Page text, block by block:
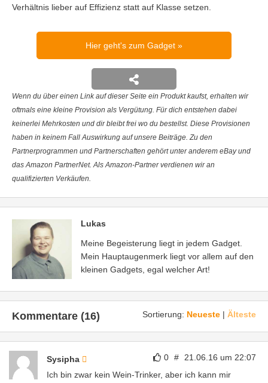
Verhältnis lieber auf Effizienz statt auf Klasse setzen.
Hier geht's zum Gadget
Wenn du über einen Link auf dieser Seite ein Produkt kaufst, erhalten wir
oftmals eine kleine Provision als Vergütung. Für dich entstehen dabei
keinerlei Mehrkosten und dir bleibt frei wo du bestellst. Diese Provisionen
haben in keinem Fall Auswirkung auf unsere Beiträge. Zu den
Partnerprogrammen und Partnerschaften gehört unter anderem eBay und
das Amazon PartnerNet. Als Amazon-Partner verdienen wir an
qualifizierten Verkäufen.
Lukas
Meine Begeisterung liegt in jedem Gadget.
Mein Hauptaugenmerk liegt vor allem auf den
kleinen Gadgets, egal welcher Art!
Sortierung: Neueste | Älteste
Kommentare (16)
0 # 21.06.16 um 22:07
Sysipha
Ich bin zwar kein Wein-Trinker, aber ich kann mir